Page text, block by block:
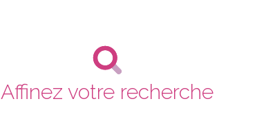
Affinez votre recherche